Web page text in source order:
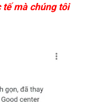
mà chúng tôi